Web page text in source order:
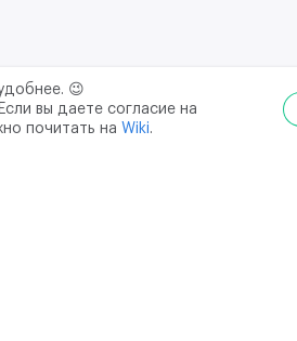
😉
вы даете согласие на
почитать на Wiki.